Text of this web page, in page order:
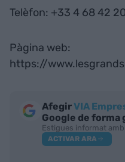
Telèfon: +33 4 68 42
Pàgina web:
https://
AfegirVIA
Google de forma
Estigues informat
ACTIVAR ARA